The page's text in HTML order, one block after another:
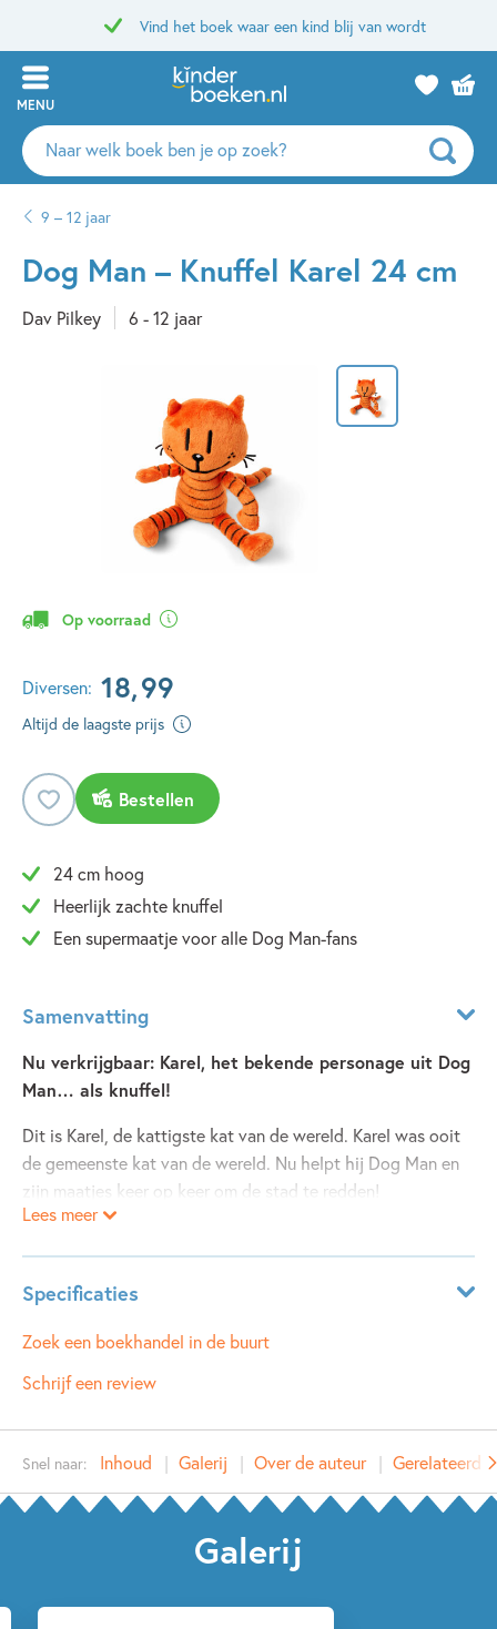
Vind het boek waar een kind blij van wordt
MENU
Zoeken
naar
auteurs
uitgevers
9 – 12 jaar
Dog Man – Knuffel Karel 24 cm
Dav Pilkey 6 - 12 jaar
Op voorraad
Diversen: 18,99
Altijd de laagste prijs
Bestellen
24 cm hoog
Heerlijk zachte knuffel
Een supermaatje voor alle Dog Man-fans
Samenvatting
Nu verkrijgbaar: Karel, het bekende personage uit Dog
Man… als knuffel!
Dit is Karel, de kattigste kat van de wereld. Karel was ooit
de gemeenste kat van de wereld. Nu helpt hij Dog Man en
zijn maatjes keer op keer om de stad te redden!
Lees meer
Specificaties
Leeftijdsindicatie: 6 - 12 jaar
ISBN:
9789464530278
Auteur(s):
Dav Pilkey
Prijs: 18,99
28-09-2022
Zoek een boekhandel in de buurt
Schrijf een review
Snel naar: Inhoud Galerij Over de auteur
Galerij